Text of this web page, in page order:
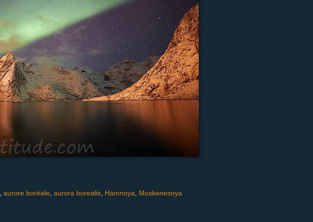
aurore boréale aurora borealis Hamnoya Moskenesoya